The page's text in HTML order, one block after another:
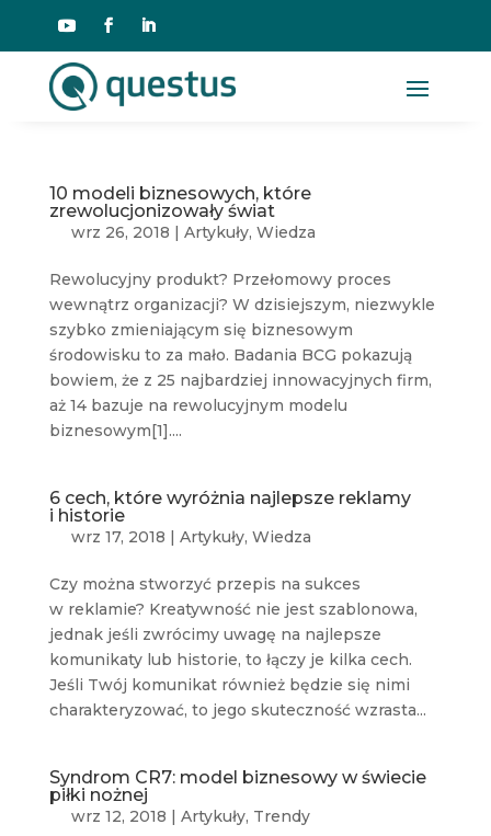
10 modeli biznesowych, które
zrewolucjonizowały świat
wrz 26, 2018 | Artykuły, Wiedza
Rewolucyjny produkt? Przełomowy proces
wewnątrz organizacji? W dzisiejszym, niezwykle
szybko zmieniającym się biznesowym
środowisku to za mało. Badania BCG pokazują
bowiem, że z 25 najbardziej innowacyjnych firm,
aż 14 bazuje na rewolucyjnym modelu
biznesowym[1]....
6 cech, które wyróżnia najlepsze reklamy
i historie
wrz 17, 2018 | Artykuły, Wiedza
Czy można stworzyć przepis na sukces
w reklamie? Kreatywność nie jest szablonowa,
jednak jeśli zwrócimy uwagę na najlepsze
komunikaty lub historie, to łączy je kilka cech.
Jeśli Twój komunikat również będzie się nimi
charakteryzować, to jego skuteczność wzrasta...
Syndrom CR7: model biznesowy w świecie
piłki nożnej
wrz 12, 2018 | Artykuły, Trendy